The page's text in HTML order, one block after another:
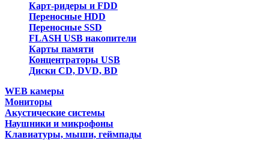
Карт-ридеры и FDD
Переносные HDD
Переносные SSD
FLASH USB накопители
Карты памяти
Концентраторы USB
Диски CD, DVD, BD
WEB камеры
Мониторы
Акустические системы
Наушники и микрофоны
Клавиатуры, мыши, геймпады